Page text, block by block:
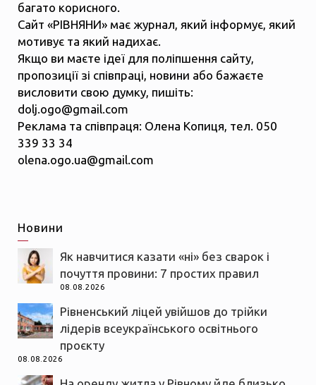
багато корисного.
Сайт «РІВНЯНИ» має журнал, який інформує, який
мотивує та який надихає.
Якщо ви маєте ідеї для поліпшення сайту,
пропозиції зі співпраці, новини або бажаєте
висловити свою думку, пишіть:
dolj.ogo@gmail.com
Реклама та співпраця: Олена Копиця, тел. 050
339 33 34
olena.ogo.ua@gmail.com
Новини
Як навчитися казати «ні» без сварок і
почуття провини: 7 простих правил
08.08.2026
Рівненський ліцей увійшов до трійки
лідерів всеукраїнського освітнього
проєкту
08.08.2026